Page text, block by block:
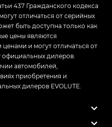
437 Гражданского кодекса
отличаться от серийных
быть доступна только как
цены являются
и могут отличаться от
официальных дилеров.
автомобилей,
приобретения и
дилеров EVOLUTE.